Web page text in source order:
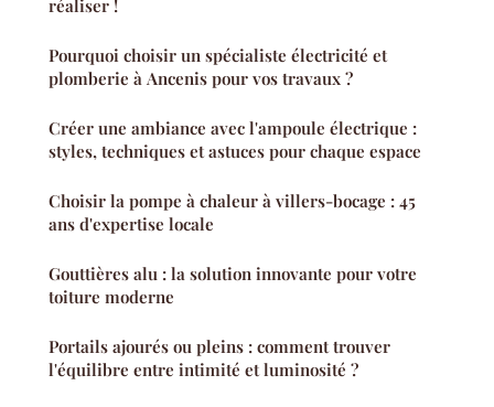
réaliser !
Pourquoi choisir un spécialiste électricité et
plomberie à Ancenis pour vos travaux ?
Créer une ambiance avec l'ampoule électrique :
styles, techniques et astuces pour chaque espace
Choisir la pompe à chaleur à villers-bocage : 45
ans d'expertise locale
Gouttières alu : la solution innovante pour votre
toiture moderne
Portails ajourés ou pleins : comment trouver
l'équilibre entre intimité et luminosité ?